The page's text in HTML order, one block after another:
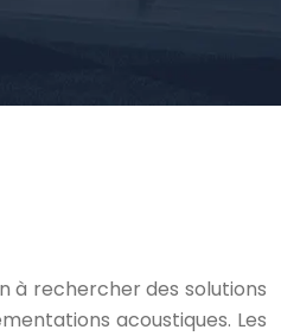
à rechercher des solutions
acoustiques. Les